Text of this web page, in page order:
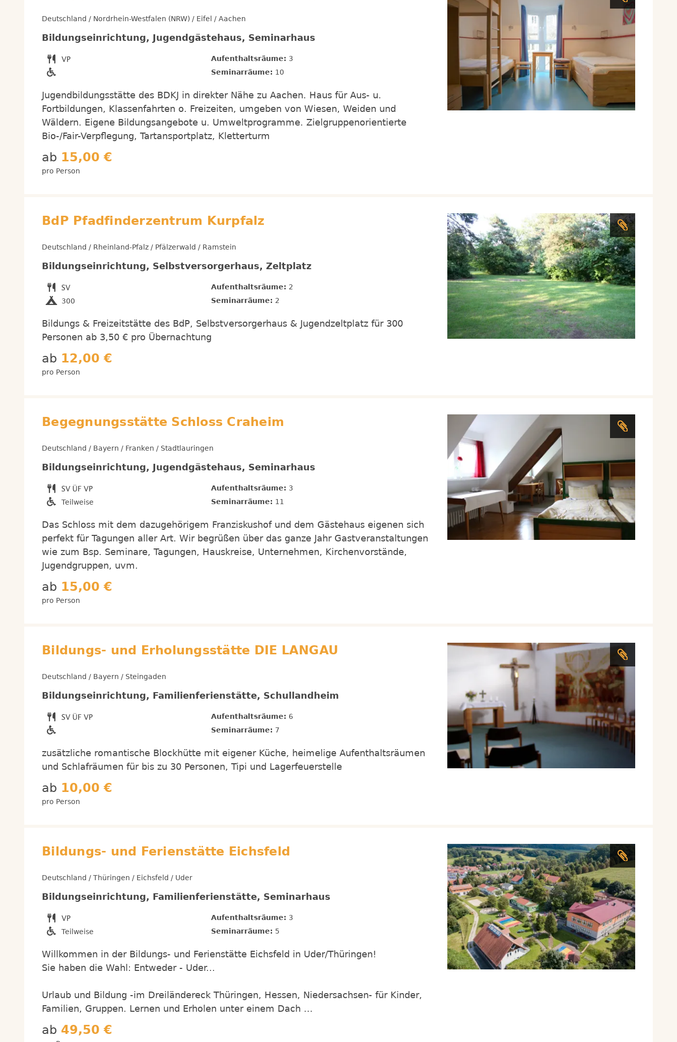
Deutschland / Nordrhein-Westfalen (NRW) / Eifel / Aachen
Bildungseinrichtung, Jugendgästehaus, Seminarhaus
Aufenthaltsräume: 3
Seminarräume: 10
Jugendbildungsstätte des BDKJ in direkter Nähe zu Aachen. Haus für Aus- u.
Fortbildungen, Klassenfahrten o. Freizeiten, umgeben von Wiesen, Weiden und
Wäldern. Eigene Bildungsangebote u. Umweltprogramme. Zielgruppenorientierte
Bio-/Fair-Verpflegung, Tartansportplatz, Kletterturm
ab 15,00 €
pro Person
BdP Pfadfinderzentrum Kurpfalz
Deutschland / Rheinland-Pfalz / Pfälzerwald / Ramstein
Bildungseinrichtung, Selbstversorgerhaus, Zeltplatz
300
Aufenthaltsräume: 2
Seminarräume: 2
Bildungs & Freizeitstätte des BdP, Selbstversorgerhaus & Jugendzeltplatz für 300
Personen ab 3,50 € pro Übernachtung
ab 12,00 €
pro Person
Begegnungsstätte Schloss Craheim
Deutschland / Bayern / Franken / Stadtlauringen
Bildungseinrichtung, Jugendgästehaus, Seminarhaus
Teilweise
Aufenthaltsräume: 3
Seminarräume: 11
Das Schloss mit dem dazugehörigem Franziskushof und dem Gästehaus eigenen sich
perfekt für Tagungen aller Art. Wir begrüßen über das ganze Jahr Gastveranstaltungen
wie zum Bsp. Seminare, Tagungen, Hauskreise, Unternehmen, Kirchenvorstände,
Jugendgruppen, uvm.
ab 15,00 €
pro Person
Bildungs- und Erholungsstätte DIE LANGAU
Deutschland / Bayern / Steingaden
Bildungseinrichtung, Familienferienstätte, Schullandheim
Aufenthaltsräume: 6
Seminarräume: 7
zusätzliche romantische Blockhütte mit eigener Küche, heimelige Aufenthaltsräumen
und Schlafräumen für bis zu 30 Personen, Tipi und Lagerfeuerstelle
ab 10,00 €
pro Person
Bildungs- und Ferienstätte Eichsfeld
Deutschland / Thüringen / Eichsfeld / Uder
Bildungseinrichtung, Familienferienstätte, Seminarhaus
Teilweise
Aufenthaltsräume: 3
Seminarräume: 5
Willkommen in der Bildungs- und Ferienstätte Eichsfeld in Uder/Thüringen!
Sie haben die Wahl: Entweder - Uder...
Urlaub und Bildung -im Dreiländereck Thüringen, Hessen, Niedersachsen- für Kinder,
Familien, Gruppen. Lernen und Erholen unter einem Dach ...
ab 49,50 €